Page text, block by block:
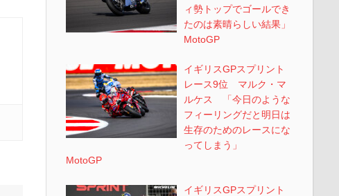
ィ勢トップでゴールでき
たのは素晴らしい結果」
MotoGP
イギリスGPスプリント
レース9位 マルク・マ
ルケス 「今日のような
フィーリングだと明日は
生存のためのレースにな
ってしまう」
MotoGP
イギリスGPスプリント